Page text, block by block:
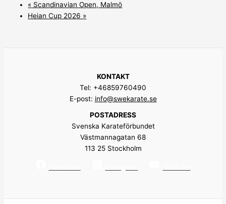
« Scandinavian Open, Malmö
Heian Cup 2026 »
KONTAKT
Tel: +46859760490
E-post: info@swekarate.se
POSTADRESS
Svenska Karateförbundet
Västmannagatan 68
113 25 Stockholm